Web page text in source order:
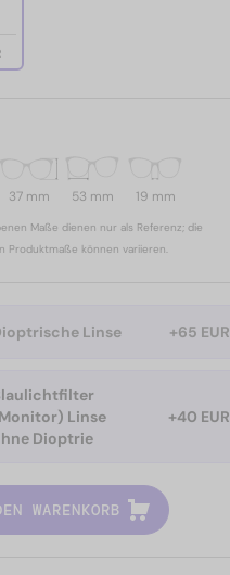
37 mm 53 mm 19 mm
Maße dienen nur als Referenz; die
Produktmaße können variieren.
Linse +65 EUR
Linse
Dioptrie
+40 EUR
WARENKORB